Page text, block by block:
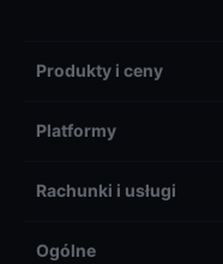
Produkty i ceny
Platformy
Rachunki i usługi
Ogólne